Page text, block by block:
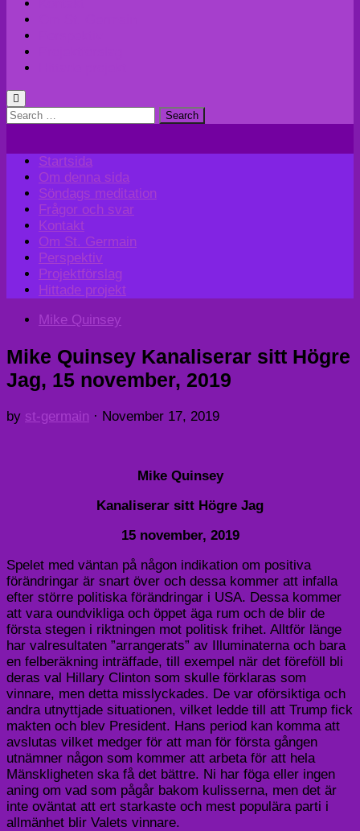
Search
Startsida
Om denna sida
Söndags meditation
Frågor och svar
Kontakt
Om St. Germain
Perspektiv
Projektförslag
Hittade projekt
Mike Quinsey
Mike Quinsey Kanaliserar sitt Högre
Jag, 15 november, 2019
by st-germain · November 17, 2019
Mike Quinsey
Kanaliserar sitt Högre Jag
15 november, 2019
Spelet med väntan på någon indikation om positiva
förändringar är snart över och dessa kommer att infalla
efter större politiska förändringar i USA. Dessa kommer
att vara oundvikliga och öppet äga rum och de blir de
första stegen i riktningen mot politisk frihet. Alltför länge
har valresultaten ”arrangerats” av Illuminaterna och bara
en felberäkning inträffade, till exempel när det föreföll bli
deras val Hillary Clinton som skulle förklaras som
vinnare, men detta misslyckades. De var oförsiktiga och
andra utnyttjade situationen, vilket ledde till att Trump fick
makten och blev President. Hans period kan komma att
avslutas vilket medger för att man för första gången
utnämner någon som kommer att arbeta för att hela
Mänskligheten ska få det bättre. Ni har föga eller ingen
aning om vad som pågår bakom kulisserna, men det är
inte oväntat att ert starkaste och mest populära parti i
allmänhet blir Valets vinnare.